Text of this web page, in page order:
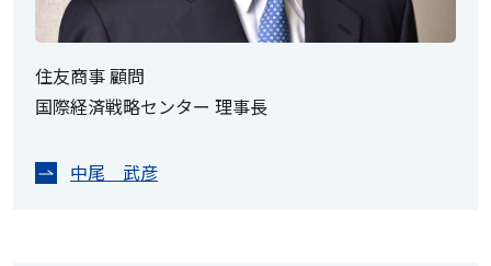
住友商事 顧問
国際経済戦略センター 理事長
中尾 武彦